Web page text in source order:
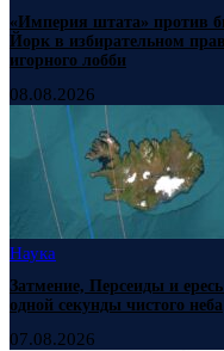
«Империя штата» против
Йорк в избирательном
игорного лобби
08.08.2026
Наука
Затмение, Персеиды и
одной секунды чистого неба
07.08.2026